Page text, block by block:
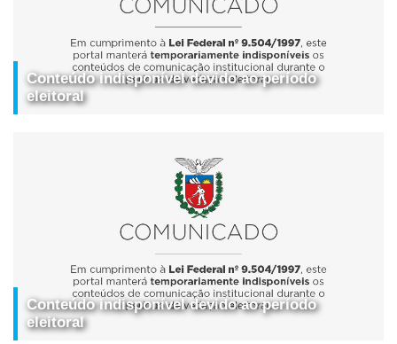
Conteúdo indisponível devido ao período
eleitoral
Conteúdo indisponível devido ao período
eleitoral